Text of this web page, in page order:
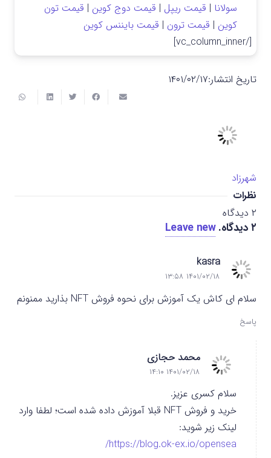
سولانا | قیمت ریپل | قیمت دوج کوین | قیمت تون
کوین | قیمت ترون | قیمت بایننس کوین
[/vc_column_inner]
تاریخ انتشار:۱۴۰۱/۰۲/۱۷
شهرزاد
نظرات
۲ دیدگاه
۲دیدگاه.
Leave new
kasra
۱۴۰۱/۰۲/۱۸ ۱۳:۵۸
سلام ای کاش یک آموزش برای نحوه فروش NFT بذارید ممنونم
پاسخ
محمد حجازی
۱۴۰۱/۰۲/۱۸ ۱۴:۱۰
سلام کسری عزیز.
خرید و فروش NFT قبلا آموزش داده شده است؛ لطفا وارد
لینک زیر شوید:
https://blog.ok-ex.io/opensea/